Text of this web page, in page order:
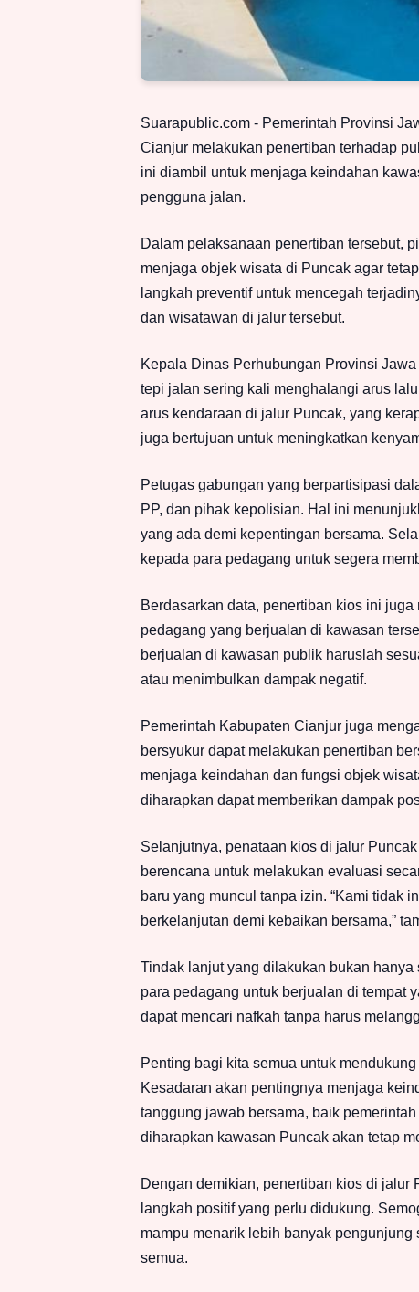
Suarapublic.com - Pemerintah Provinsi
Cianjur melakukan penertiban terhadap
ini diambil untuk menjaga keindahan
pengguna jalan.
Dalam pelaksanaan penertiban tersebut,
menjaga objek wisata di Puncak agar
langkah preventif untuk mencegah
dan wisatawan di jalur tersebut.
Kepala Dinas Perhubungan Provinsi
tepi jalan sering kali menghalangi arus
arus kendaraan di jalur Puncak, yang
juga bertujuan untuk meningkatkan
Petugas gabungan yang berpartisipasi
PP, dan pihak kepolisian. Hal ini
yang ada demi kepentingan bersama.
kepada para pedagang untuk segera
Berdasarkan data, penertiban kios ini
pedagang yang berjualan di kawasan
berjualan di kawasan publik haruslah
atau menimbulkan dampak negatif.
Pemerintah Kabupaten Cianjur juga
bersyukur dapat melakukan penertiban
menjaga keindahan dan fungsi objek
diharapkan dapat memberikan dampak
Selanjutnya, penataan kios di jalur
berencana untuk melakukan evaluasi
baru yang muncul tanpa izin. “Kami tidak
berkelanjutan demi kebaikan bersama,”
Tindak lanjut yang dilakukan bukan
para pedagang untuk berjualan di tempat
dapat mencari nafkah tanpa harus
Penting bagi kita semua untuk
Kesadaran akan pentingnya menjaga
tanggung jawab bersama, baik
diharapkan kawasan Puncak akan tetap
Dengan demikian, penertiban kios di jalur
langkah positif yang perlu didukung.
mampu menarik lebih banyak
semua.